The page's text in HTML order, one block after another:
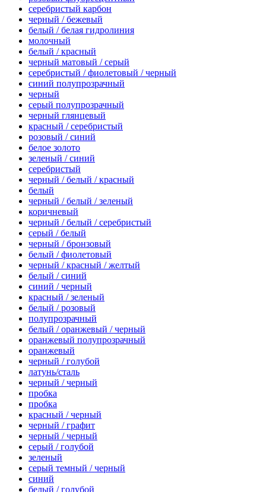
серебристый карбон
черный / бежевый
белый / белая гидролиния
молочный
белый / красный
черный матовый / серый
серебристый / фиолетовый / черный
синий полупрозрачный
черный
серый полупрозрачный
черный глянцевый
красный / серебристый
розовый / синий
белое золото
зеленый / синий
серебристый
черный / белый / красный
белый
черный / белый / зеленый
коричневый
черный / белый / серебристый
серый / белый
черный / бронзовый
белый / фиолетовый
черный / красный / желтый
белый / синий
синий / черный
красный / зеленый
белый / розовый
полупрозрачный
белый / оранжевый / черный
оранжевый полупрозрачный
оранжевый
черный / голубой
латунь/сталь
черный / черный
пробка
пробка
красный / черный
черный / графит
черный / черный
серый / голубой
зеленый
серый темный / черный
синий
белый / голубой